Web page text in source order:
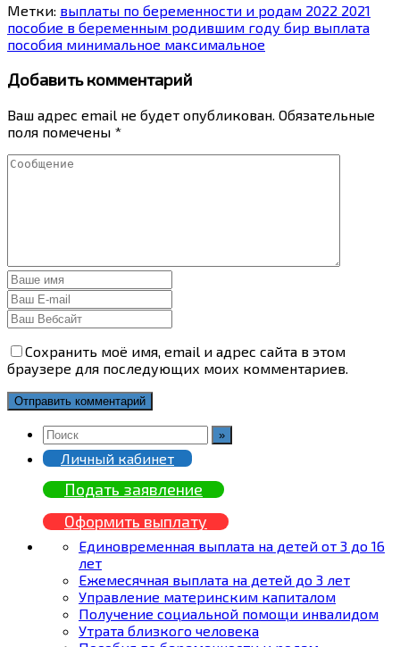
Метки: выплаты по беременности и родам 2022 2021
пособие в беременным родившим году бир выплата
пособия минимальное максимальное
Добавить комментарий
Ваш адрес email не будет опубликован. Обязательные
поля помечены *
Сохранить моё имя, email и адрес сайта в этом
браузере для последующих моих комментариев.
Личный кабинет
Подать заявление
Оформить выплату
Единовременная выплата на детей от 3 до 16
лет
Ежемесячная выплата на детей до 3 лет
Управление материнским капиталом
Получение социальной помощи инвалидом
Утрата близкого человека